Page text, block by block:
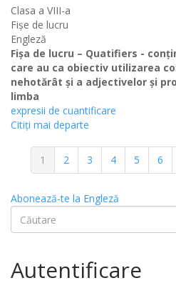
Clasa a VIII-a
Fișe de lucru
Engleză
Fișa de lucru – Quatifiers -
care au ca obiectiv utilizarea
nehotărât și a adjectivelor și
limba
expresii de cuantificare
Citiţi mai departe
Paginație
Pagina
curentă
1 Pagina
2 Pagina
3 Pagina
4 Pagina
5 6
Abonează-te la Engleză
Căutare
Căutare
Autentificare